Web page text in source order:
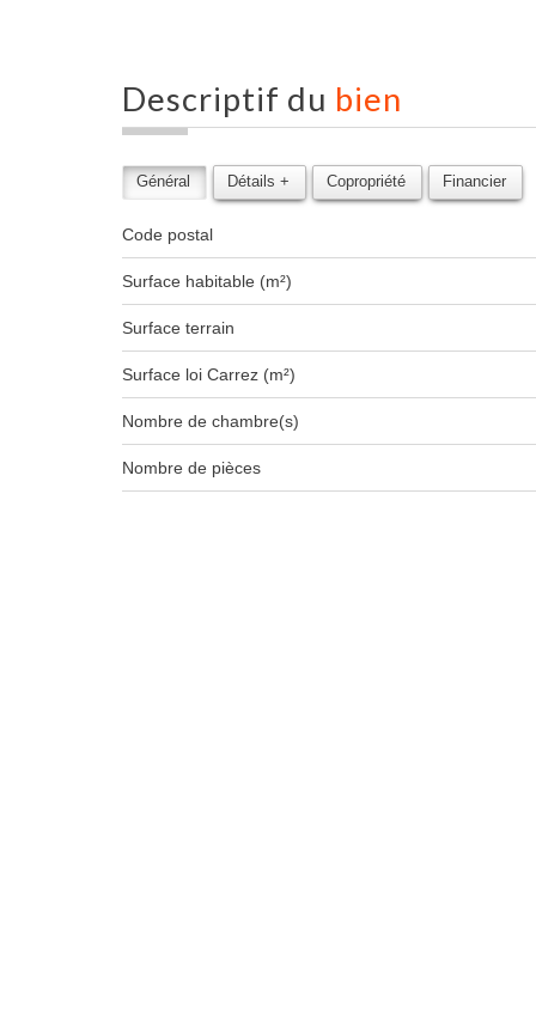
descriptif du bien
Général Détails + Copropriété Financier
Code postal
Surface habitable (m²)
surface terrain
Surface loi Carrez (m²)
Nombre de chambre(s)
Nombre de pièces